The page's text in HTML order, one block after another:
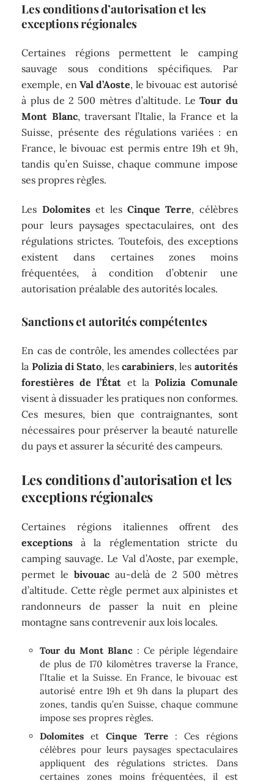
Les conditions d’autorisation et les
exceptions régionales
Certaines régions permettent le camping
sauvage sous conditions spécifiques. Par
exemple, enVal d’Aoste, le bivouac est autorisé
à plus de 2 500 mètres d’altitude. LeTour du
Mont Blanc, traversant l’Italie, la France et la
Suisse, présente des régulations variées : en
France, le bivouac est permis entre 19h et 9h,
tandis qu’en Suisse, chaque commune impose
ses propres règles.
Les Dolomiteset les Cinque Terre, célèbres
pour leurs paysages spectaculaires, ont des
régulations strictes. Toutefois, des exceptions
existent dans certaines zones moins
fréquentées, à condition d’obtenir une
autorisation préalable des autorités locales.
Sanctions et autorités compétentes
En cas de contrôle, les amendes collectées par
la Polizia di Stato, les carabiniers, les autorités
forestières de l’État et la Polizia Comunale
visent à dissuader les pratiques non conformes.
Ces mesures, bien que contraignantes, sont
nécessaires pour préserver la beauté naturelle
du pays et assurer la sécurité des campeurs.
Les conditions d’autorisation et les
exceptions régionales
Certaines régions italiennes offrent des
exceptions à la réglementation stricte du
camping sauvage. Le Val d’Aoste, par exemple,
permet le bivouacau-delà de 2 500 mètres
d’altitude. Cette règle permet aux alpinistes et
randonneurs de passer la nuit en pleine
montagne sans contrevenir aux lois locales.
Tour du Mont Blanc : Ce périple légendaire
de plus de 170 kilomètres traverse la France,
l’Italie et la Suisse. En France, le bivouac est
autorisé entre 19h et 9h dans la plupart des
zones, tandis qu’en Suisse, chaque commune
impose ses propres règles.
Dolomites etCinque Terre: Ces régions
célèbres pour leurs paysages spectaculaires
appliquent des régulations strictes. Dans
certaines zones moins fréquentées, il est